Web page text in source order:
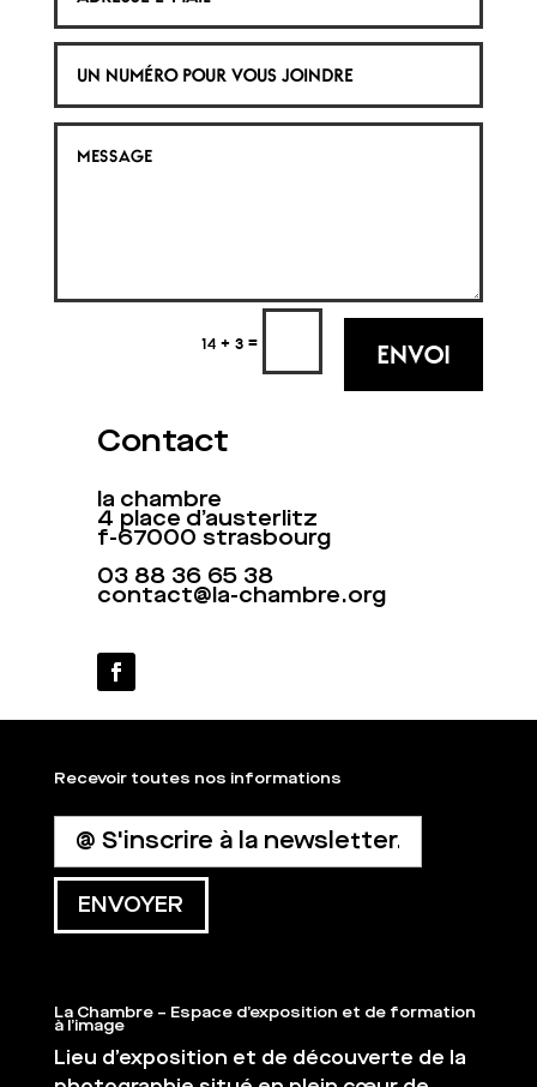
14 + 3 = ENVOI
Contact
la chambre
4 place d’austerlitz
f-67000 strasbourg
03 88 36 65 38
contact@la-chambre.org
Recevoir toutes nos informations
La Chambre – Espace d’exposition et de formation
à l’image
Lieu d’exposition et de découverte de la